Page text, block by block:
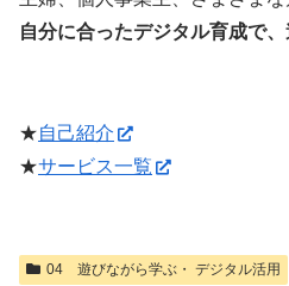
自分に合ったデジタル育成で
★自己紹介
★サービス一覧
04 遊びながら学ぶ・ デジタル活用